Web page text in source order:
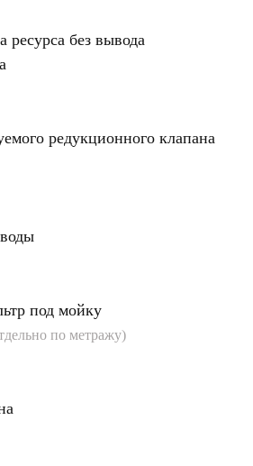
ресурса без вывода
редукционного клапана
под мойку
по метражу)